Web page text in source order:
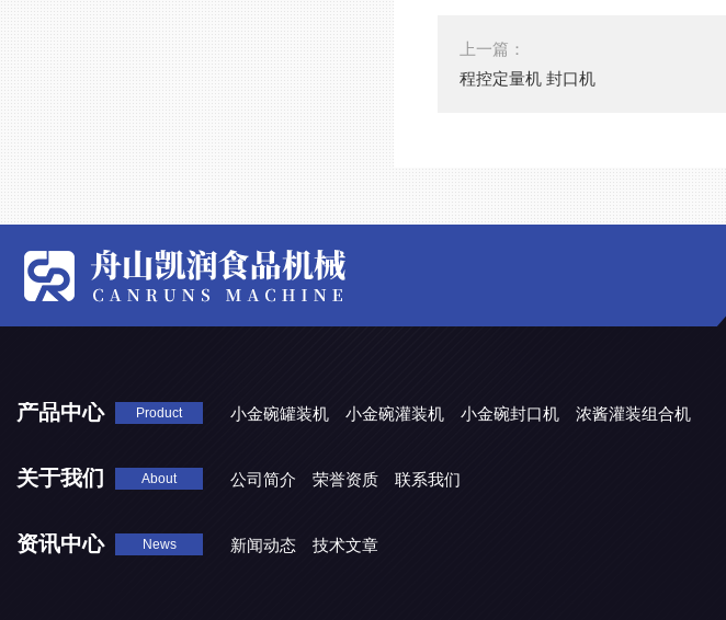
上一篇：
程控定量机 封口机
产品中心 Product 小金碗罐装机 小金碗灌装机 小金碗封口机 浓酱灌装组合机
关于我们 About 公司简介 荣誉资质 联系我们
资讯中心 News 新闻动态 技术文章